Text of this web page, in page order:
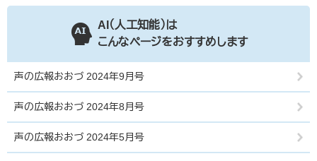
AI（人工知能）は
こんなページをおすすめします
声の広報おおづ 2024年9月号
声の広報おおづ 2024年8月号
声の広報おおづ 2024年5月号